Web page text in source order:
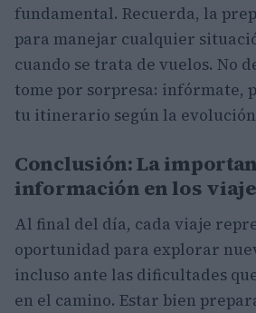
fundamental. Recuerda, la
para manejar cualquier
cuando se trata de vuelos. No
tome por sorpresa: infórmate,
tu itinerario según la
Conclusión: La
información en los
Al final del día, cada viaje
oportunidad para explorar
incluso ante las dificultades
en el camino. Estar bien